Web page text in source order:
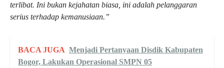
terlibat. Ini bukan kejahatan biasa, ini adalah pelanggaran
serius terhadap kemanusiaan.”
BACA JUGA Menjadi Pertanyaan Disdik Kabupaten
Bogor, Lakukan Operasional SMPN 05